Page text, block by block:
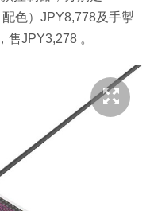
色）JPY8,778及手掣
售JPY3,278 。